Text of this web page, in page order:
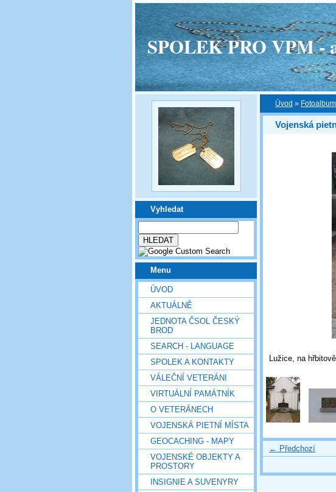
SPOLEK PRO VPM -
Vyhledat
Menu
ÚVOD
AKTUÁLNĚ
JEDNOTA ČSOL ČESKÝ
BROD
SEARCH - LANGUAGE
SPOLEK A KONTAKTY
VÁLEČNÍ VETERÁNI
VIRTUÁLNÍ PAMÁTNÍK
O VETERÁNECH
VOJENSKÁ PIETNÍ MÍSTA
GEOCACHING - MAPY
VOJENSKÉ OBJEKTY A
PROSTORY
INSIGNIE A SUVENYRY
Úvod » Fotoalbum
Vojenská
Lužice, na
← Předchozí